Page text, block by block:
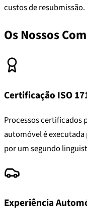
custos de resubmissão.
Os Nossos
Certificação ISO
Processos certificados
automóvel é
por um segundo
Experiência